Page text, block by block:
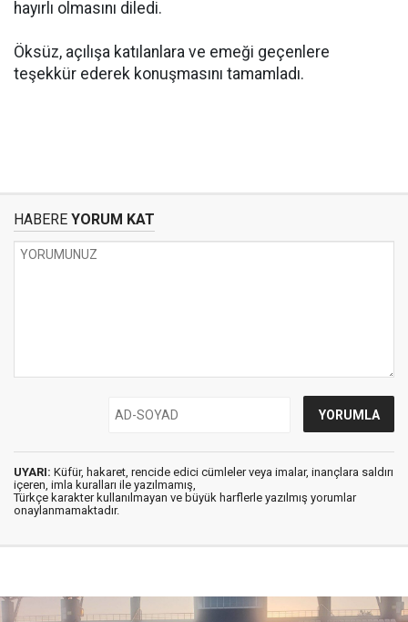
hayırlı olmasını diledi.
Öksüz, açılışa katılanlara ve emeği geçenlere
teşekkür ederek konuşmasını tamamladı.
HABERE YORUM KAT
UYARI: Küfür, hakaret, rencide edici cümleler veya imalar, inançlara saldırı
içeren, imla kuralları ile yazılmamış,
Türkçe karakter kullanılmayan ve büyük harflerle yazılmış yorumlar
onaylanmamaktadır.